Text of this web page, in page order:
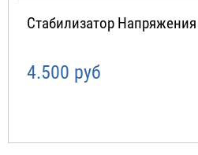
Стабилизатор Напряжения
4.500 руб